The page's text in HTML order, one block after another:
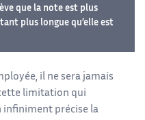
que la note est plus
plus longue qu’elle est
il ne sera jamais
limitation qui
infiniment précise la